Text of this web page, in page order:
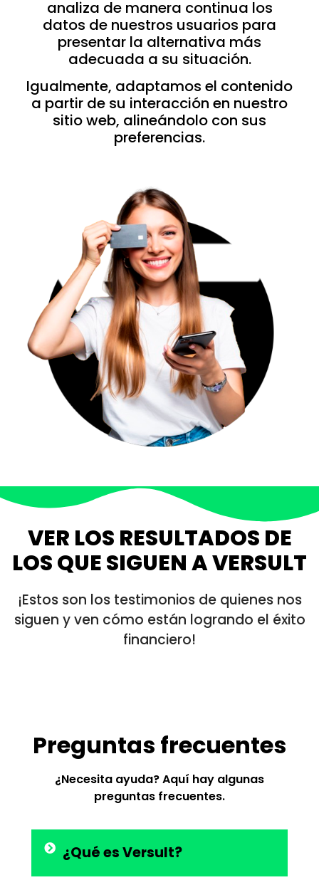
analiza de manera continua los
datos de nuestros usuarios para
presentar la alternativa más
adecuada a su situación.
Igualmente, adaptamos el contenido
a partir de su interacción en nuestro
sitio web, alineándolo con sus
preferencias.
VER LOS RESULTADOS DE
LOS QUE SIGUEN A VERSULT
¡Estos son los testimonios de quienes nos
siguen y ven cómo están logrando el éxito
financiero!
Preguntas frecuentes
¿Necesita ayuda? Aquí hay algunas
preguntas frecuentes.
¿Qué es Versult?